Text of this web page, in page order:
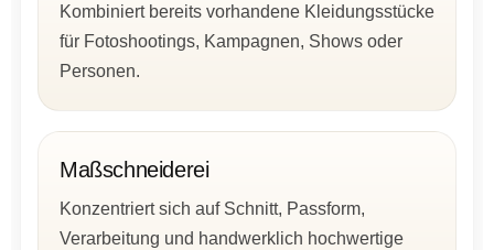
Kombiniert bereits vorhandene Kleidungsstücke
für Fotoshootings, Kampagnen, Shows oder
Personen.
Maßschneiderei
Konzentriert sich auf Schnitt, Passform,
Verarbeitung und handwerklich hochwertige